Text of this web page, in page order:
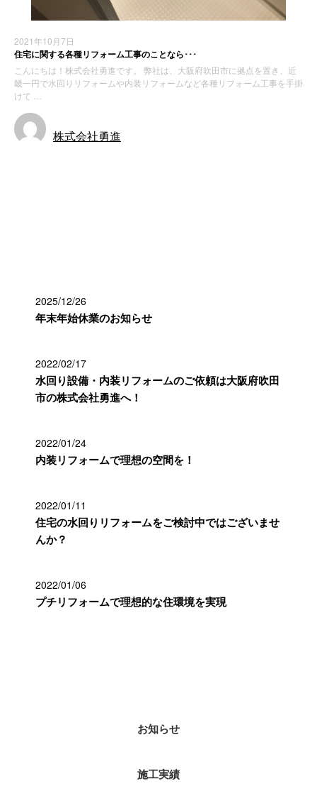
2021年10月7日
住宅に関する各種リフォーム工事のことなら･･･
こんにちは！株式会社勇進です。 弊社は、大阪府吹田市に拠点を置き、近
畿一円で水回りリフォームや内装リフォームなど各種リフォーム工事を手掛
けて …
株式会社勇進
2025/12/26
年末年始休業のお知らせ
2022/02/17
水回り設備・内装リフォームのご依頼は大阪府吹田
市の株式会社勇進へ！
2022/01/24
内装リフォームで理想の空間を！
2022/01/11
住宅の水回りリフォームをご検討中ではございませ
んか？
2022/01/06
プチリフォームで理想的な住環境を実現
お知らせ
施工実績